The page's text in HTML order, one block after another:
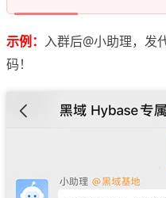
示例： 入群后@小助理，发
码！